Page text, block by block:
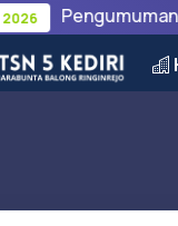
Pengumuman